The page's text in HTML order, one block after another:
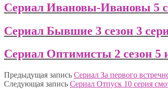
Сериал Ивановы-Ивановы 5
Сериал Бывшие 3 сезон 3
Сериал Оптимисты 2 сезон 5
Предыдущая запись Сериал За первого
Следующая запись Сериал Отпуск 10 серия